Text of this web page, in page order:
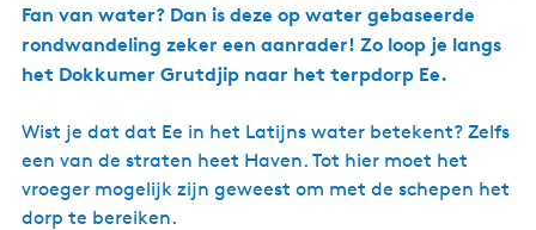
l
Fan van water? Dan is deze op water gebaseerde
rondwandeling zeker een aanrader! Zo loop je langs
het Dokkumer Grutdjip naar het terpdorp Ee.
Wist je dat dat Ee in het Latijns water betekent? Zelfs
een van de straten heet Haven. Tot hier moet het
vroeger mogelijk zijn geweest om met de schepen het
dorp te bereiken.